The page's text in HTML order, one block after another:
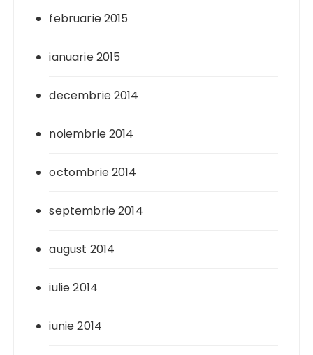
februarie 2015
ianuarie 2015
decembrie 2014
noiembrie 2014
octombrie 2014
septembrie 2014
august 2014
iulie 2014
iunie 2014